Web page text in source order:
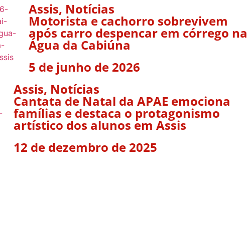
Assis, Notícias
Motorista e cachorro sobrevivem
após carro despencar em córrego na
Água da Cabiúna
5 de junho de 2026
Assis, Notícias
Cantata de Natal da APAE emociona
famílias e destaca o protagonismo
artístico dos alunos em Assis
12 de dezembro de 2025